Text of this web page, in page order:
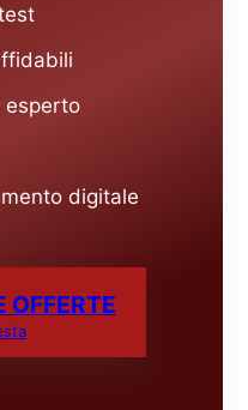
esperto
digitale
OFFERTE